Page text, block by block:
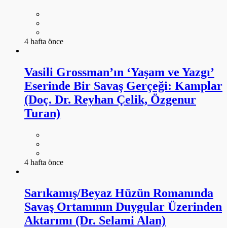
4 hafta önce
Vasili Grossman’ın ‘Yaşam ve Yazgı’
Eserinde Bir Savaş Gerçeği: Kamplar
(Doç. Dr. Reyhan Çelik, Özgenur
Turan)
4 hafta önce
Sarıkamış/Beyaz Hüzün Romanında
Savaş Ortamının Duygular Üzerinden
Aktarımı (Dr. Selami Alan)